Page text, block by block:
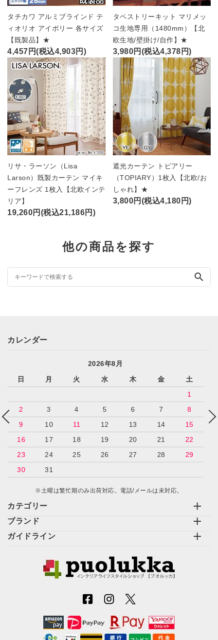
タチカワ アルミブラインド テ
ィオリオ アイボリー 各サイズ
【既製品】★
4,457円(税込4,903円)
タペストリーキット マリメッ
コ生地専用（1480mm）【北
欧生地/壁掛け/自作】★
3,980円(税込4,378円)
リサ・ラーソン（Lisa
Larson）既製カーテン マイキ
ーフレンズ 1枚入【北欧インテ
リア】
19,260円(税込21,186円)
遮光カーテン トピアリー
（TOPIARY）1枚入【北欧/お
しゃれ】★
3,800円(税込4,180円)
他の商品を探す
search
カテゴリー
ブランド
ガイドライン
カレンダー
2026年8月
日
月 火 水 木 金
土
1
2
3 4 5 6 7
8
9
10 11 12 13 14
15
16
17 18 19 20 21
22
23
24 25 26 27 28
29
30
31
※土曜は繁忙期のみ出荷対応。電話/メールは未対応。